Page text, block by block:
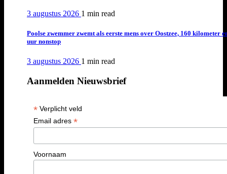
3 augustus 2026 1 min read
Poolse zwemmer zwemt als eerste mens over Oostzee, 160 kilometer
uur nonstop
3 augustus 2026 1 min read
Aanmelden Nieuwsbrief
*Verplicht veld
Email adres *
Voornaam